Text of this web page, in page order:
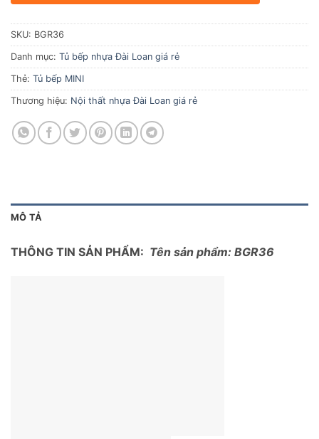
SKU: BGR36
Danh mục: Tủ bếp nhựa Đài Loan giá rẻ
Thẻ: Tủ bếp MINI
Thương hiệu: Nội thất nhựa Đài Loan giá rẻ
MÔ TẢ
THÔNG TIN SẢN PHẨM: Tên sản phẩm: BGR36